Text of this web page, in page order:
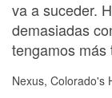
va a suceder.
demasiadas
tengamos más
Nexus, Colorado's